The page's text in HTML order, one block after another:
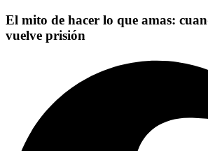
El mito de hacer lo que amas:
vuelve prisión